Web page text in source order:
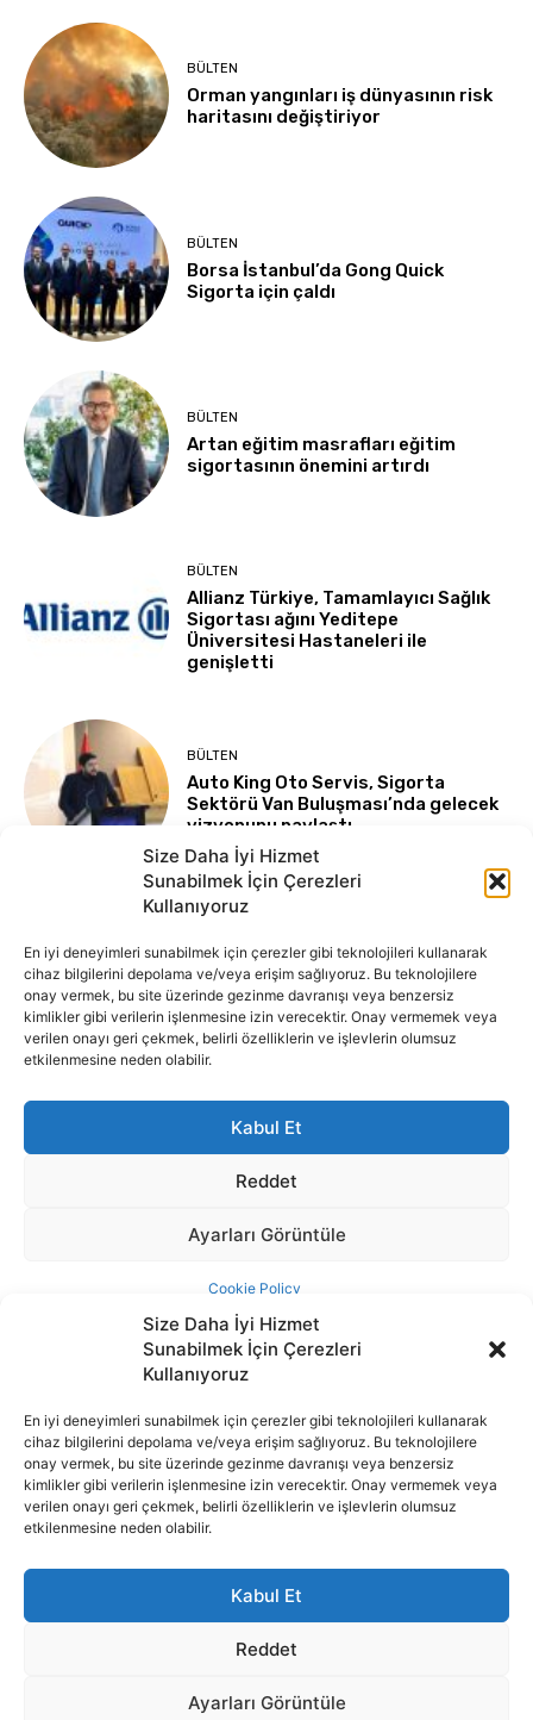
Size Daha İyi Hizmet
Sunabilmek İçin Çerezleri
Kullanıyoruz
En iyi deneyimleri sunabilmek için çerezler gibi teknolojileri kullanarak
cihaz bilgilerini depolama ve/veya erişim sağlıyoruz. Bu teknolojilere
onay vermek, bu site üzerinde gezinme davranışı veya benzersiz
kimlikler gibi verilerin işlenmesine izin verecektir. Onay vermemek veya
verilen onayı geri çekmek, belirli özelliklerin ve işlevlerin olumsuz
etkilenmesine neden olabilir.
Kabul Et
Reddet
Ayarları Görüntüle
İnternet portalımızda yer alan tüm haber metini, resim ve benzeri
içeriğin hakları Sigortamedya Yayıncılık A.Ş.'ye aittir. Hiçbir şekilde
basılı ya da elektronik bir ortamda, kaynak gösterilse bile izin
alınmadan kullanılamaz.